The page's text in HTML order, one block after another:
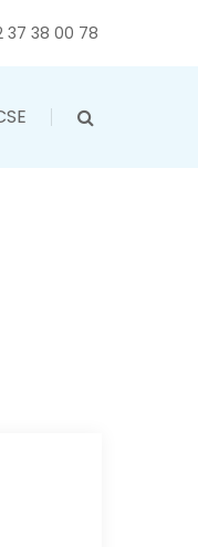
37 38 00 78